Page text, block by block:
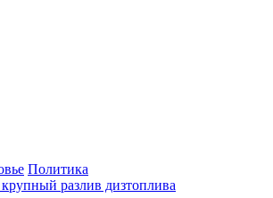
Политика
разлив дизтоплива